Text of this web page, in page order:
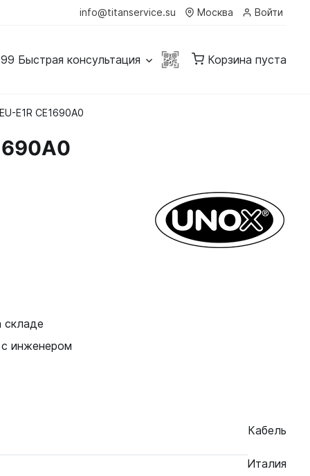
info@titanservice.su Москва Войти
Быстрая консультация Корзина пуста
E1R CE1690A0
складе
с инженером
Кабель
Италия